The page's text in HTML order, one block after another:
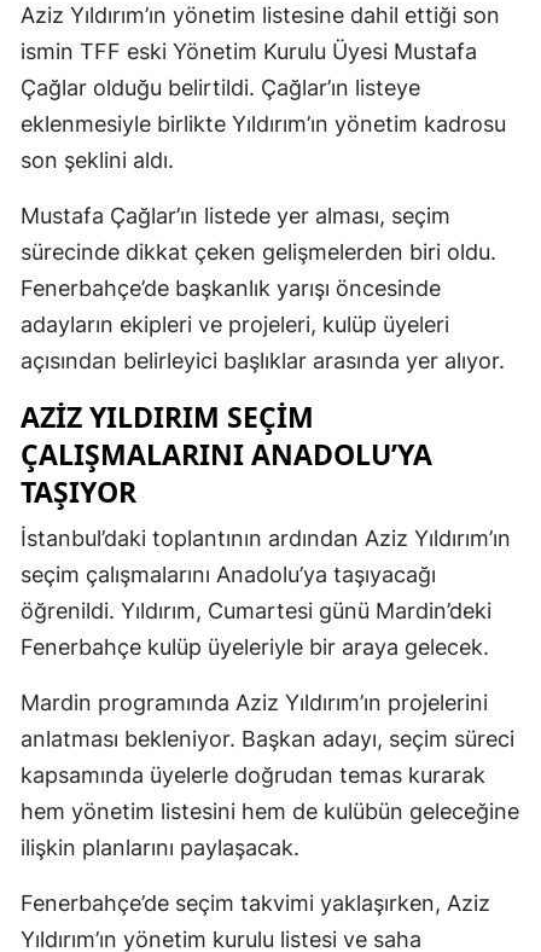
Aziz Yıldırım’ın yönetim listesine dahil ettiği son
ismin TFF eski Yönetim Kurulu Üyesi Mustafa
Çağlar olduğu belirtildi. Çağlar’ın listeye
eklenmesiyle birlikte Yıldırım’ın yönetim kadrosu
son şeklini aldı.
Mustafa Çağlar’ın listede yer alması, seçim
sürecinde dikkat çeken gelişmelerden biri oldu.
Fenerbahçe’de başkanlık yarışı öncesinde
adayların ekipleri ve projeleri, kulüp üyeleri
açısından belirleyici başlıklar arasında yer alıyor.
AZIZ YILDIRIM SEÇIM
ÇALIŞMALARINI ANADOLU’YA
TAŞIYOR
İstanbul’daki toplantının ardından Aziz Yıldırım’ın
seçim çalışmalarını Anadolu’ya taşıyacağı
öğrenildi. Yıldırım, Cumartesi günü Mardin’deki
Fenerbahçe kulüp üyeleriyle bir araya gelecek.
Mardin programında Aziz Yıldırım’ın projelerini
anlatması bekleniyor. Başkan adayı, seçim süreci
kapsamında üyelerle doğrudan temas kurarak
hem yönetim listesini hem de kulübün geleceğine
ilişkin planlarını paylaşacak.
Fenerbahçe’de seçim takvimi yaklaşırken, Aziz
Yıldırım’ın yönetim kurulu listesi ve saha